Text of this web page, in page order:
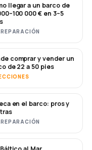
llegar a un barco de
000 € en 3–5
comprar y vender un
de 22 a 50 pies
en el barco: pros y